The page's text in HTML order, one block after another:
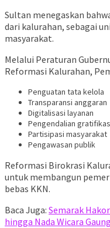
Sultan menegaskan
dari kalurahan, sebagai
masyarakat.
Melalui Peraturan
Reformasi Kalurahan,
Penguatan tata kelola
Transparansi anggaran
Digitalisasi layanan
Pengendalian
Partisipasi masyarakat
Pengawasan publik
Reformasi Birokrasi
untuk membangun
bebas KKN.
Baca Juga: Semarak
hingga Nada Wicara